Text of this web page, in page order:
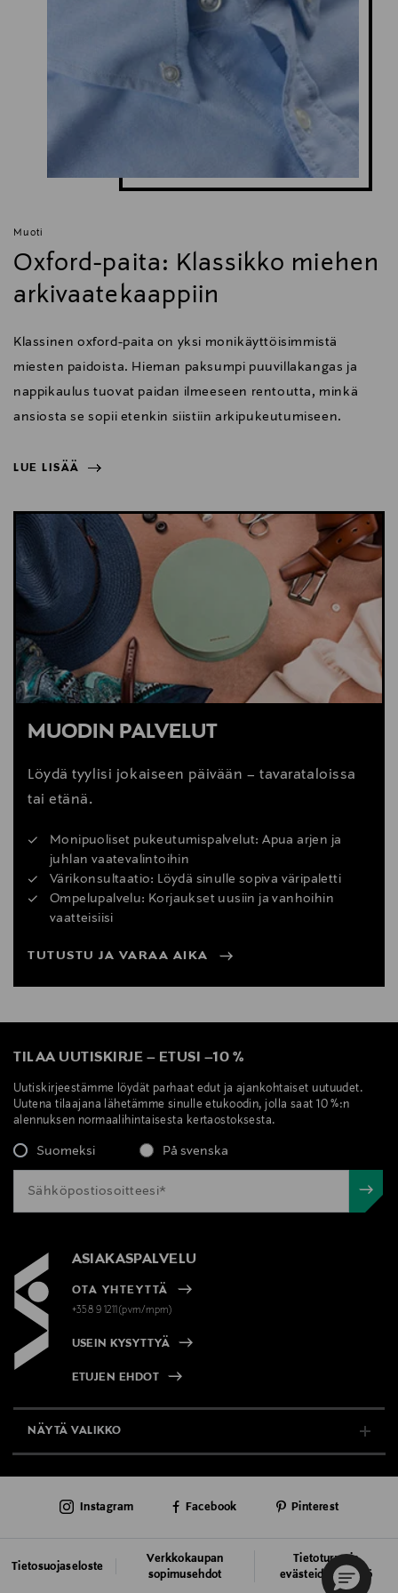
Muoti
Oxford-paita: Klassikko miehen
arkivaatekaappiin
Klassinen oxford-paita on yksi monikäyttöisimmistä
miesten paidoista. Hieman paksumpi puuvillakangas ja
nappikaulus tuovat paidan ilmeeseen rentoutta, minkä
ansiosta se sopii etenkin siistiin arkipukeutumiseen.
LUE LISÄÄ
LUE LISÄÄ
MUODIN PALVELUT
Löydä tyylisi jokaiseen päivään – tavarataloissa
tai etänä.
Monipuoliset pukeutumispalvelut: Apua arjen ja
juhlan vaatevalintoihin
Värikonsultaatio: Löydä sinulle sopiva väripaletti
Ompelupalvelu: Korjaukset uusiin ja vanhoihin
vaatteisiisi
TUTUSTU JA VARAA AIKA
TILAA UUTISKIRJE – ETUSI –10 %
Uutiskirjeestämme löydät parhaat edut ja ajankohtaiset uutuudet.
Uutena tilaajana lähetämme sinulle etukoodin, jolla saat 10 %:n
alennuksen normaalihintaisesta kertaostoksesta.
Suomeksi På svenska
ASIAKASPALVELU
OTA YHTEYTTÄ
+358 9 1211(pvm/mpm)
USEIN KYSYTTYÄ
ETUJEN EHDOT
NÄYTÄ VALIKKO
AJANKOHTAISTA
Tietosuojaseloste
Verkkokaupan
sopimusehdot
Tietoturva ja
evästeiden käyttö
Instagram Facebook Pinterest